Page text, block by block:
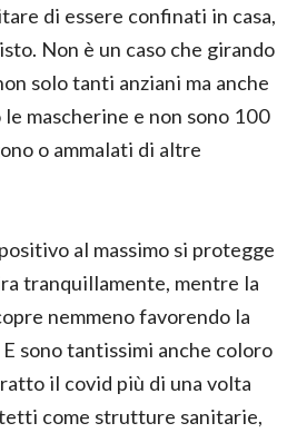
di essere confinati in casa,
Non è un caso che girando
solo tanti anziani ma anche
mascherine e non sono 100
o ammalati di altre
al massimo si protegge
tranquillamente, mentre la
nemmeno favorendo la
sono tantissimi anche coloro
il covid più di una volta
come strutture sanitarie,